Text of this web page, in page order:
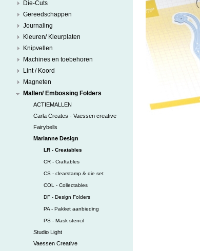
Die-Cuts
Gereedschappen
Journaling
Kleuren/ Kleurplaten
Knipvellen
Machines en toebehoren
Lint / Koord
Magneten
Mallen/ Embossing Folders
ACTIEMALLEN
Carla Creates - Vaessen creative
Fairybells
Marianne Design
LR - Creatables
CR - Craftables
CS - clearstamp & die set
COL - Collectables
DF - Design Folders
PA - Pakket aanbieding
PS - Mask stencil
Studio Light
Vaessen Creative